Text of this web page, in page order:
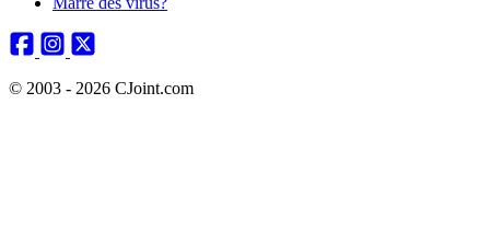
© 2003 - 2026 CJoint.com